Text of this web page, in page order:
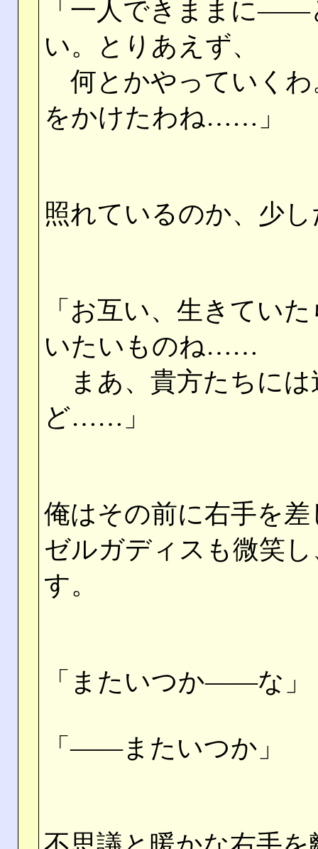
「一人できままに――
い。とりあえず、
何とかやっていくわ
をかけたわね……」
照れているのか、少
「お互い、生きてい
いたいものね……
まあ、貴方たちには
ど……」
俺はその前に右手を差
ゼルガディスも微笑
す。
「またいつか――な」
「――またいつか」